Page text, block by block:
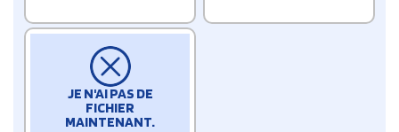
JE N'AI PAS DE
FICHIER
MAINTENANT.